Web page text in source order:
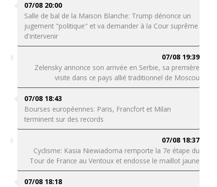
07/08 20:00
Salle de bal de la Maison Blanche: Trump dénonce un
jugement "politique" et va demander à la Cour suprême
d'intervenir
07/08 19:39
Zelensky annonce son arrivée en Serbie, sa première
visite dans ce pays allié traditionnel de Moscou
07/08 18:43
Bourses européennes: Paris, Francfort et Milan
terminent sur des records
07/08 18:37
Cyclisme: Kasia Niewiadoma remporte la 7e étape du
Tour de France au Ventoux et endosse le maillot jaune
07/08 18:18